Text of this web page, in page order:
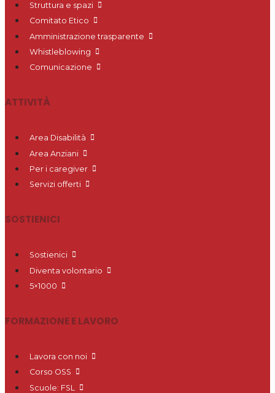
Struttura e spazi
Comitato Etico
Amministrazione trasparente
Whistleblowing
Comunicazione
ATTIVITÀ
Area Disabilità
Area Anziani
Per i caregiver
Servizi offerti
SOSTIENICI
Sostienici
Diventa volontario
5×1000
FORMAZIONE E LAVORO
Lavora con noi
Corso OSS
Scuole: FSL